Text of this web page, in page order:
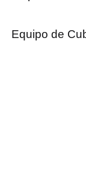
Equipo de